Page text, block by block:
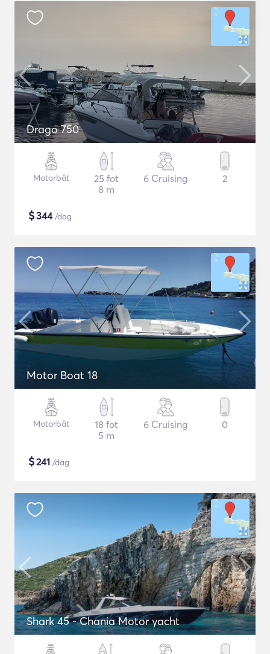
Drago 750
Motorbåt
25 fot
8 m
6 Cruising 2
$344/dag
Motor Boat 18
Motorbåt
18 fot
5 m
6 Cruising 0
$241 /dag
Shark 45 - Chania Motor yacht